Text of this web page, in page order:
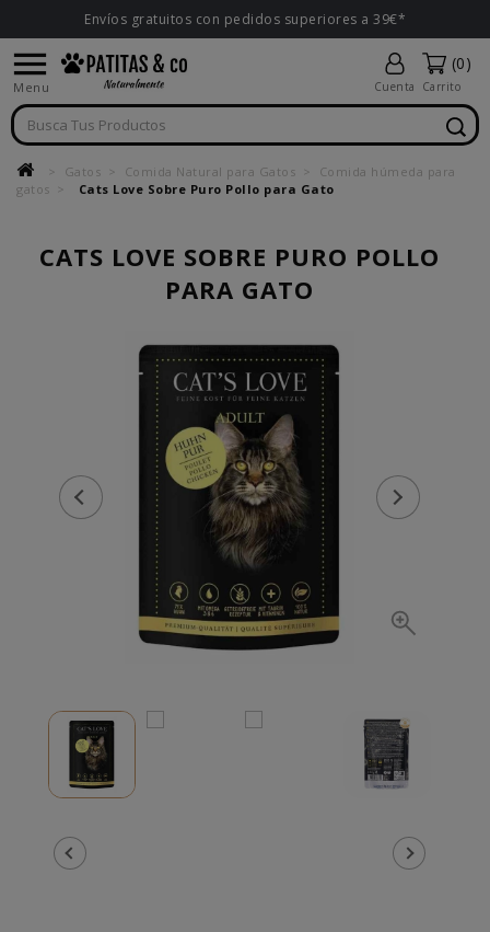
Envíos gratuitos con pedidos superiores a 39€*

Menu Cuenta
(0)
Carrito
Gatos Comida Natural para Gatos
Comida húmeda para
gatos
Cats Love Sobre Puro Pollo para Gato
CATS LOVE SOBRE PURO POLLO
PARA GATO